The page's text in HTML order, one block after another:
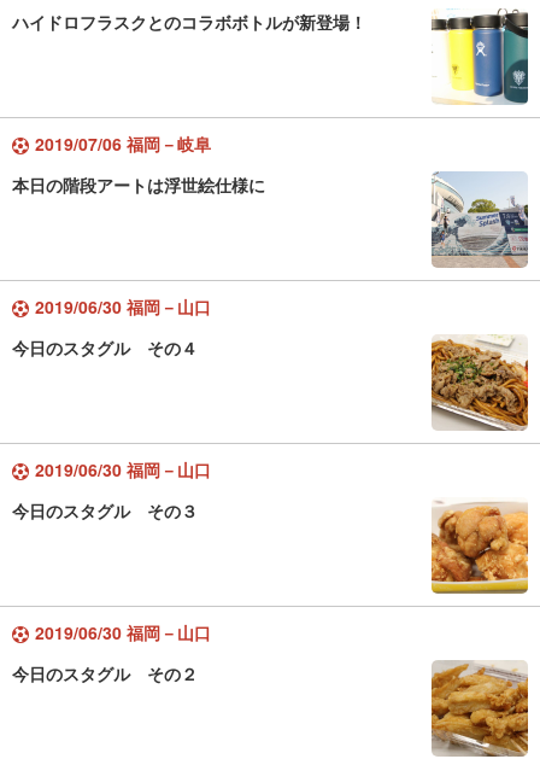
ハイドロフラスクとのコラボボトルが新登場！
2019/07/06 福岡－岐阜
本日の階段アートは浮世絵仕様に
2019/06/30 福岡－山口
今日のスタグル その４
2019/06/30 福岡－山口
今日のスタグル その３
2019/06/30 福岡－山口
今日のスタグル その２